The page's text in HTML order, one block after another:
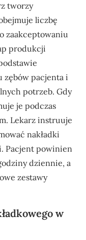
tworzy
liczbę
zaakceptowaniu
produkcji
zębów pacjenta i
potrzeb. Gdy
je podczas
Lekarz instruuje
nakładki
Pacjent powinien
dziennie, a
zestawy
w